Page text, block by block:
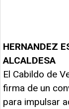
HERNANDEZ
ALCALDESA
El Cabildo de
firma de un
para impulsar